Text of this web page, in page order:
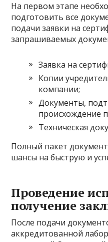
На первом этапе
подготовить все
подачи заявки на
запрашиваемых
Заявка на
Копии
компании;
Документы,
происхождение
Техническая
Полный пакет
шансы на быструю и
Проведение
получение
После подачи
аккредитованной